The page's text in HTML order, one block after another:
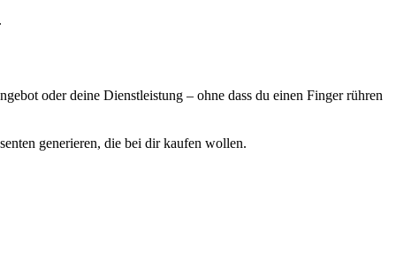
oder deine Dienstleistung – ohne dass du einen Finger rühren
generieren, die bei dir kaufen wollen.